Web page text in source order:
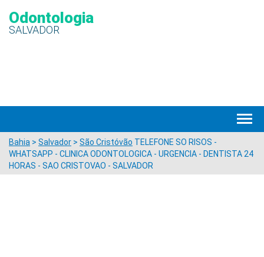
Odontologia
SALVADOR
Bahia > Salvador > São Cristóvão TELEFONE SO RISOS -
WHATSAPP - CLINICA ODONTOLOGICA - URGENCIA - DENTISTA 24
HORAS - SAO CRISTOVAO - SALVADOR